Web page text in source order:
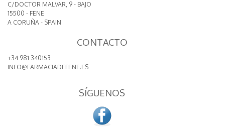
C/DOCTOR MALVAR, 9 - BAJO
15500 - FENE
A CORUÑA - SPAIN
CONTACTO
+34 981 340153
INFO@FARMACIADEFENE.ES
SÍGUENOS